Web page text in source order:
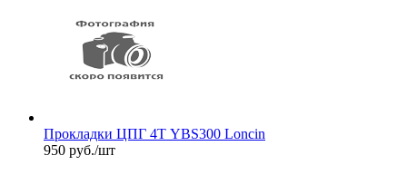
Прокладки ЦПГ 4Т YBS300 Loncin
950 руб./шт